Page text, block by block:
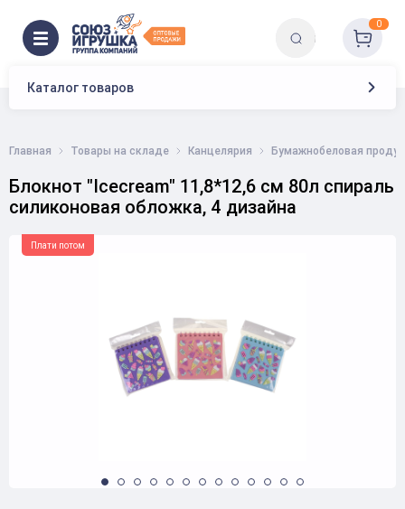
Каталог товаров
0
Главная Товары на складе Канцелярия Бумажнобеловая
Блокнот "Icecream" 11,8*12,6 см 80л спираль
силиконовая обложка, 4 дизайна
Плати потом